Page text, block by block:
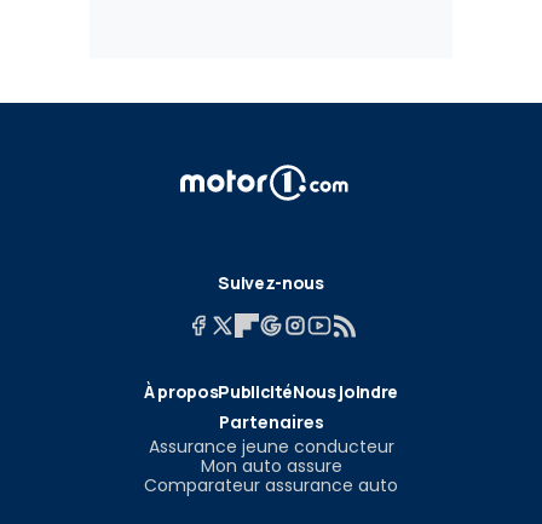
Suivez-nous
À proposPublicitéNous joindre
Partenaires
Assurance jeune conducteur
Mon auto assure
Comparateur assurance auto